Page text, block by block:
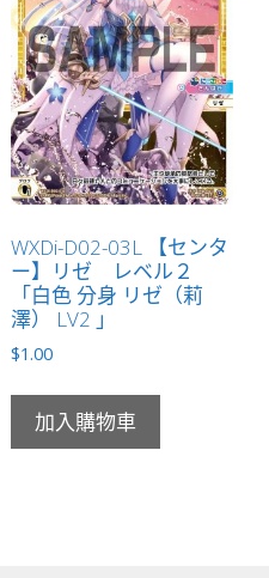
WXDi-D02-03L 【センタ
ー】リゼ レベル２
「白色 分身 リゼ（莉
澤） LV2 」
$1.00
加入購物車